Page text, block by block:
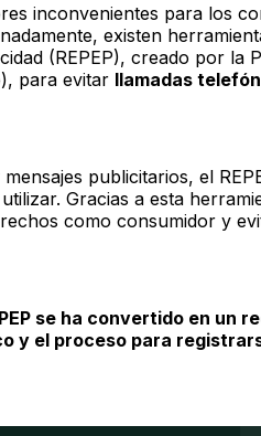
inconvenientes para los
existen
(REPEP), creado por la
para evitar llamadas
publicitarios, el
Gracias a esta
como consumidor y
se ha convertido en un
y el proceso para